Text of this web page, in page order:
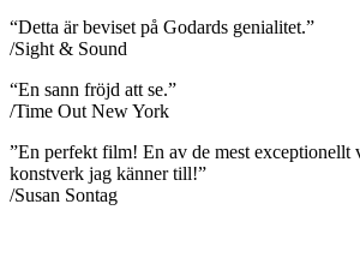
“Detta är beviset på Godards genialitet.”
/Sight & Sound
“En sann fröjd att se.”
/Time Out New York
”En perfekt film! En av de mest exceptionellt
konstverk jag känner till!”
/Susan Sontag